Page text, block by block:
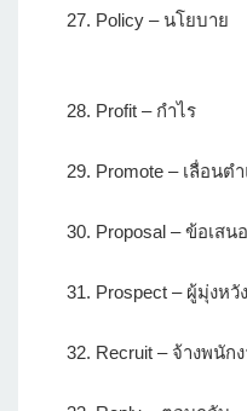
27. Policy – นโยบาย
28. Profit – กำไร
29. Promote – เลื่อนต
30. Proposal – ข้อเสนอ
31. Prospect – ผู้มุ่งหวัง
32. Recruit – จ้างพนัก